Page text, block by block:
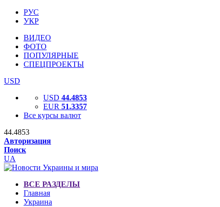
РУС
УКР
ВИДЕО
ФОТО
ПОПУЛЯРНЫЕ
СПЕЦПРОЕКТЫ
USD
USD 44.4853
EUR 51.3357
Все курсы валют
44.4853
Авторизация
Поиск
UA
ВСЕ РАЗДЕЛЫ
Главная
Украина